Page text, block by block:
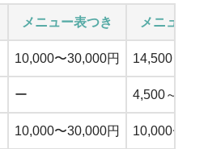
メニュー表つき メニュー表
10,000〜30,000円 14,500～
ー 4,500～
10,000〜30,000円 10,000〜